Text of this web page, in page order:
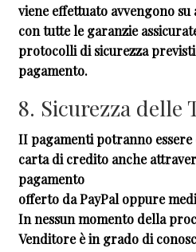
viene effettuato avvengono
con tutte le garanzie
protocolli di sicurezza
pagamento.
8. Sicurezza delle
II pagamenti potranno essere
carta di credito anche
pagamento
offerto da PayPal oppure
In nessun momento della
Venditore è in grado di